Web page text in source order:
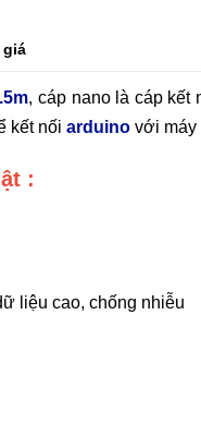
giá
, cáp nano là cáp kết
kết nối arduino với máy
:
liệu cao, chống nhiễu